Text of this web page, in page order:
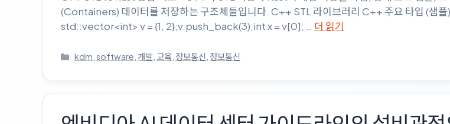
(Containers) 데이터를 저장하는 구조체들입니다. C++ STL 라이브러리 C++ 주요 타입 (샘
std::vector<int> v = {1, 2};v.push_back(3);int x = v[0]; … 더 읽기
카
고
리
kdm ,software 개발 교육 정보통신 정보통신